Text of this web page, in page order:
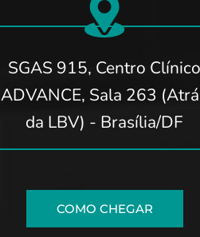
SGAS 915, Centro Clínico
ADVANCE, Sala 263
da LBV) - Brasília/DF
COMO CHEGAR